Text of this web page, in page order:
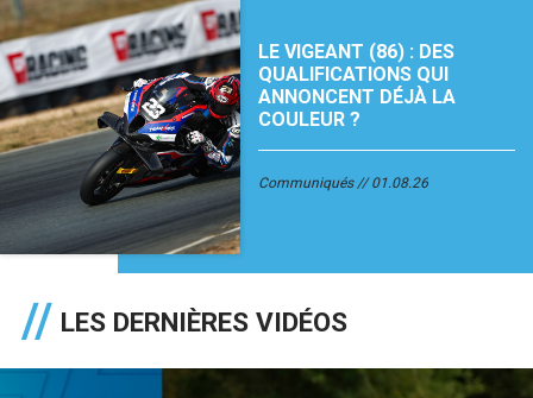
LE VIGEANT (86) : DES
QUALIFICATIONS QUI
ANNONCENT DÉJÀ LA
COULEUR ?
Communiqués 01.08.26
LES DERNIÈRES VIDÉOS